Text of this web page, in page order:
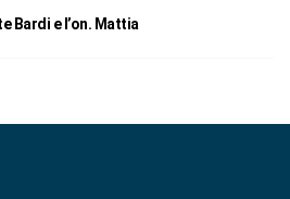
Bardi e l’on. Mattia